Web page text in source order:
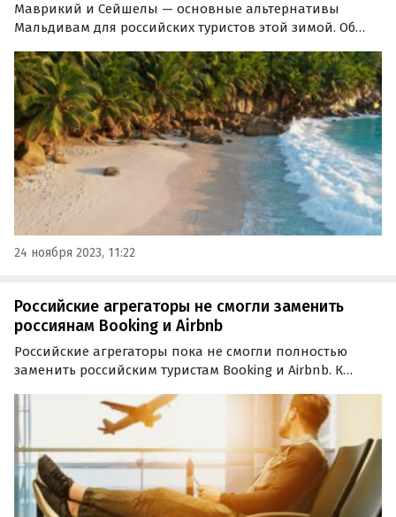
Маврикий и Сейшелы — основные альтернативы
Мальдивам для российских туристов этой зимой. Об
Sunmar «Зима-24 и ранее бронирование лета-24» узнал
корреспондент «Ассоциации туроператоров» (АТОР).
24 ноября 2023, 11:22
Российские агрегаторы не смогли заменить
россиянам Booking и Airbnb
Российские агрегаторы пока не смогли полностью
заменить российским туристам Booking и Airbnb. К
на которых ссылаются «Известия».